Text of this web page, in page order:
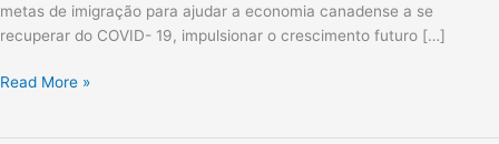
metas de imigração para ajudar a economia canadense a se
recuperar do COVID- 19, impulsionar o crescimento futuro […]
Read More »